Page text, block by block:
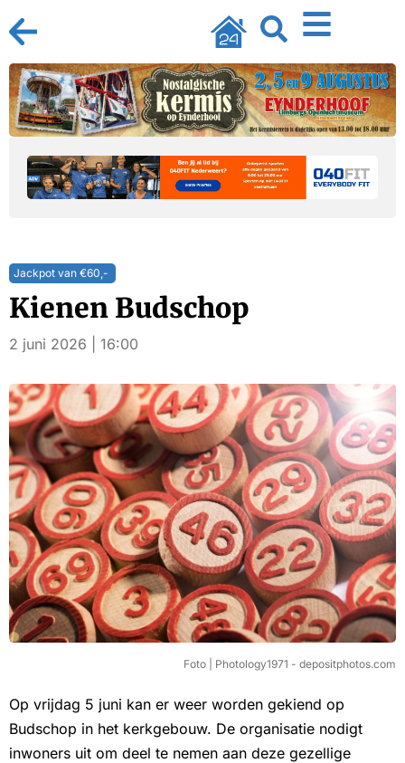
Jackpot van €60,-
Kienen Budschop
2 juni 2026 | 16:00
Foto | Photology1971 - depositphotos.com
Op vrijdag 5 juni kan er weer worden gekiend op
Budschop in het kerkgebouw. De organisatie nodigt
inwoners uit om deel te nemen aan deze gezellige